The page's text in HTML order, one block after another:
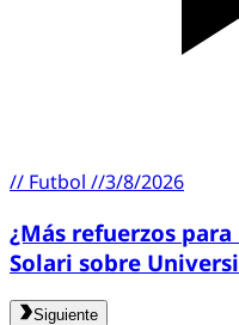
// Futbol //3/8/2026
¿Más refuerzos
Solari sobre
Siguiente